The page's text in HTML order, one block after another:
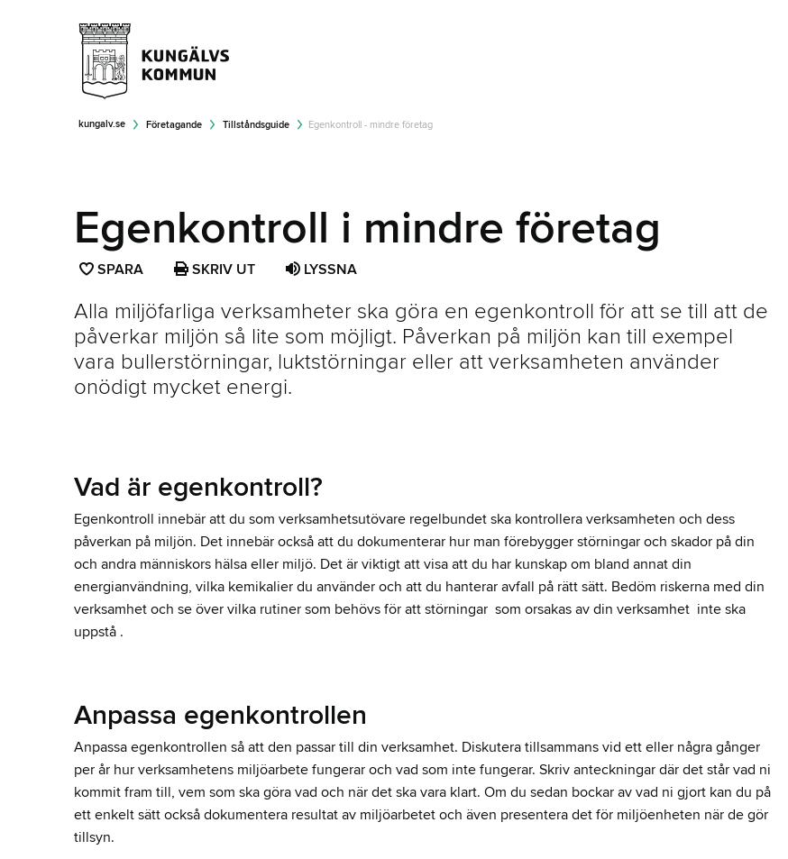
kungalv.se Företagande Tillståndsguide Egenkontroll - mindre företag
Egenkontroll i mindre företag
SPARA SPARA
SOM
FAVORIT
SKRIV UT LYSSNA
Alla miljöfarliga verksamheter ska göra en egenkontroll för att se till att de
påverkar miljön så lite som möjligt. Påverkan på miljön kan till exempel
vara bullerstörningar, luktstörningar eller att verksamheten använder
onödigt mycket energi.
Vad är egenkontroll?
Egenkontroll innebär att du som verksamhetsutövare regelbundet ska kontrollera verksamheten och dess
påverkan på miljön. Det innebär också att du dokumenterar hur man förebygger störningar och skador på din
och andra människors hälsa eller miljö. Det är viktigt att visa att du har kunskap om bland annat din
energianvändning, vilka kemikalier du använder och att du hanterar avfall på rätt sätt. Bedöm riskerna med din
verksamhet och se över vilka rutiner som behövs för att störningar som orsakas av din verksamhet inte ska
uppstå .
Anpassa egenkontrollen
Anpassa egenkontrollen så att den passar till din verksamhet. Diskutera tillsammans vid ett eller några gånger
per år hur verksamhetens miljöarbete fungerar och vad som inte fungerar. Skriv anteckningar där det står vad ni
kommit fram till, vem som ska göra vad och när det ska vara klart. Om du sedan bockar av vad ni gjort kan du på
ett enkelt sätt också dokumentera resultat av miljöarbetet och även presentera det för miljöenheten när de gör
tillsyn.